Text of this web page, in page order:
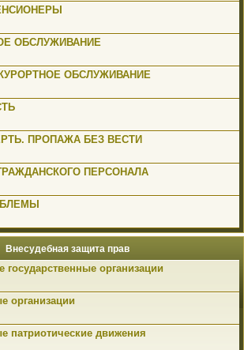
ОБСЛУЖИВАНИЕ
ОБСЛУЖИВАНИЕ
ПРОПАЖА БЕЗ ВЕСТИ
ПЕРСОНАЛА
Внесудебная защита прав
организации
организации
патриотические движения